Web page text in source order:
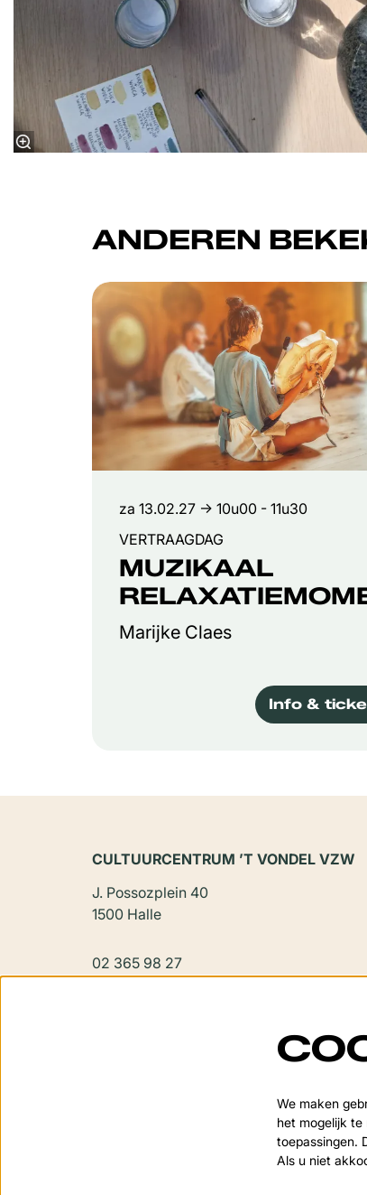
ANDEREN
Overslaan
MUZIKAAL
Marijke Claes
VERTRAAGDAG
za 13.02.27 → 10u00 - 11u30
Info &
CULTUURCENTRUM ’T VONDEL VZW
J. Possozplein 40
1500 Halle
02 365 98 27
We maken
het mogelijk te
toepassingen.
Als u niet